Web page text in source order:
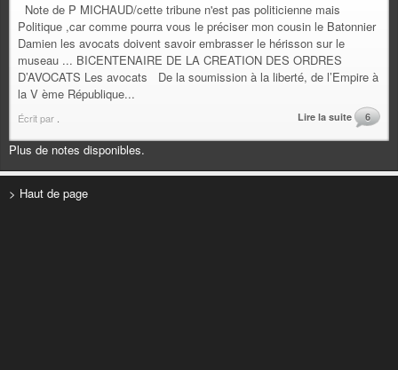
Note de P MICHAUD/cette tribune n'est pas politicienne mais
Politique ,car comme pourra vous le préciser mon cousin le Batonnier
Damien les avocats doivent savoir embrasser le hérisson sur le
museau ... BICENTENAIRE DE LA CREATION DES ORDRES
D’AVOCATS Les avocats De la soumission à la liberté, de l’Empire à
la V ème République...
Écrit par Lire la suite 6
Plus de notes disponibles.
> Haut de page